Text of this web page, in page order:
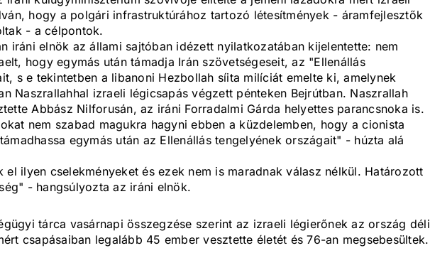
hogy a polgári infrastruktúrához tartozó létesítmények - áramfejlesztők
- a célpontok.
iráni elnök az állami sajtóban idézett nyilatkozatában kijelentette: nem
hogy egymás után támadja Irán szövetségeseit, az "Ellenállás
s e tekintetben a libanoni Hezbollah síita milíciát emelte ki, amelynek
Naszrallahhal izraeli légicsapás végzett pénteken Bejrútban. Naszrallah
Abbász Nilforusán, az iráni Forradalmi Gárda helyettes parancsnoka is.
nem szabad magukra hagyni ebben a küzdelemben, hogy a cionista
egymás után az Ellenállás tengelyének országait" - húzta alá
el ilyen cselekményeket és ezek nem is maradnak válasz nélkül. Határozott
- hangsúlyozta az iráni elnök.
tárca vasárnapi összegzése szerint az izraeli légierőnek az ország déli
csapásaiban legalább 45 ember vesztette életét és 76-an megsebesültek.